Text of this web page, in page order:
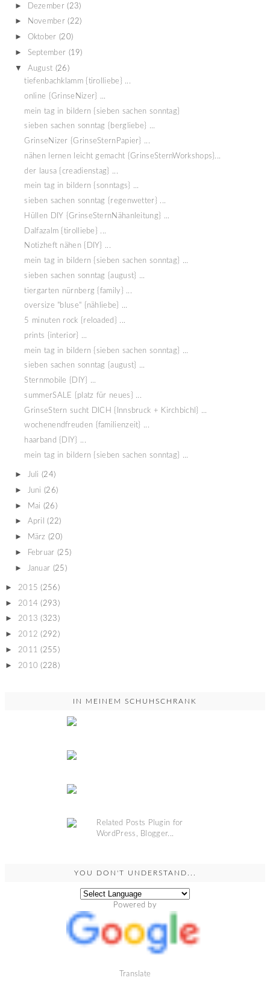
► Dezember (23)
► November (22)
► Oktober (20)
► September (19)
▼ August (26)
tiefenbachklamm {tirolliebe} ...
online {GrinseNizer} ...
mein tag in bildern {sieben sachen sonntag}
sieben sachen sonntag {bergliebe} ...
GrinseNizer {GrinseSternPapier} ...
nähen lernen leicht gemacht {GrinseSternWorkshops}...
der lausa {creadienstag} ...
mein tag in bildern {sonntags} ...
sieben sachen sonntag {regenwetter} ...
Hüllen DIY {GrinseSternNähanleitung} ...
Dalfazalm {tirolliebe} ...
Notizheft nähen {DIY} ...
mein tag in bildern {sieben sachen sonntag} ...
sieben sachen sonntag {august} ...
tiergarten nürnberg {family} ...
oversize "bluse" {nähliebe} ...
5 minuten rock {reloaded} ...
prints {interior} ...
mein tag in bildern {sieben sachen sonntag} ...
sieben sachen sonntag {august} ...
Sternmobile {DIY} ...
summerSALE {platz für neues} ...
GrinseStern sucht DICH {Innsbruck + Kirchbichl} ...
wochenendfreuden {familienzeit} ...
haarband {DIY} ...
mein tag in bildern {sieben sachen sonntag} ...
► Juli (24)
► Juni (26)
► Mai (26)
► April (22)
► März (20)
► Februar (25)
► Januar (25)
► 2015 (256)
► 2014 (293)
► 2013 (323)
► 2012 (292)
► 2011 (255)
► 2010 (228)
IN MEINEM SCHUHSCHRANK
YOU DON'T UNDERSTAND...
Powered by
Translate